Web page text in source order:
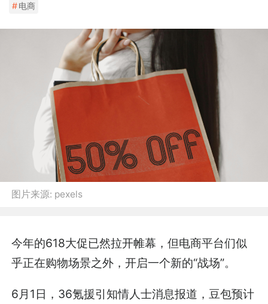
#电商
图片来源: pexels
今年的618大促已然拉开帷幕，但电商平台们似
乎正在购物场景之外，开启一个新的“战场”。
6月1日，36氪援引知情人士消息报道，豆包预计